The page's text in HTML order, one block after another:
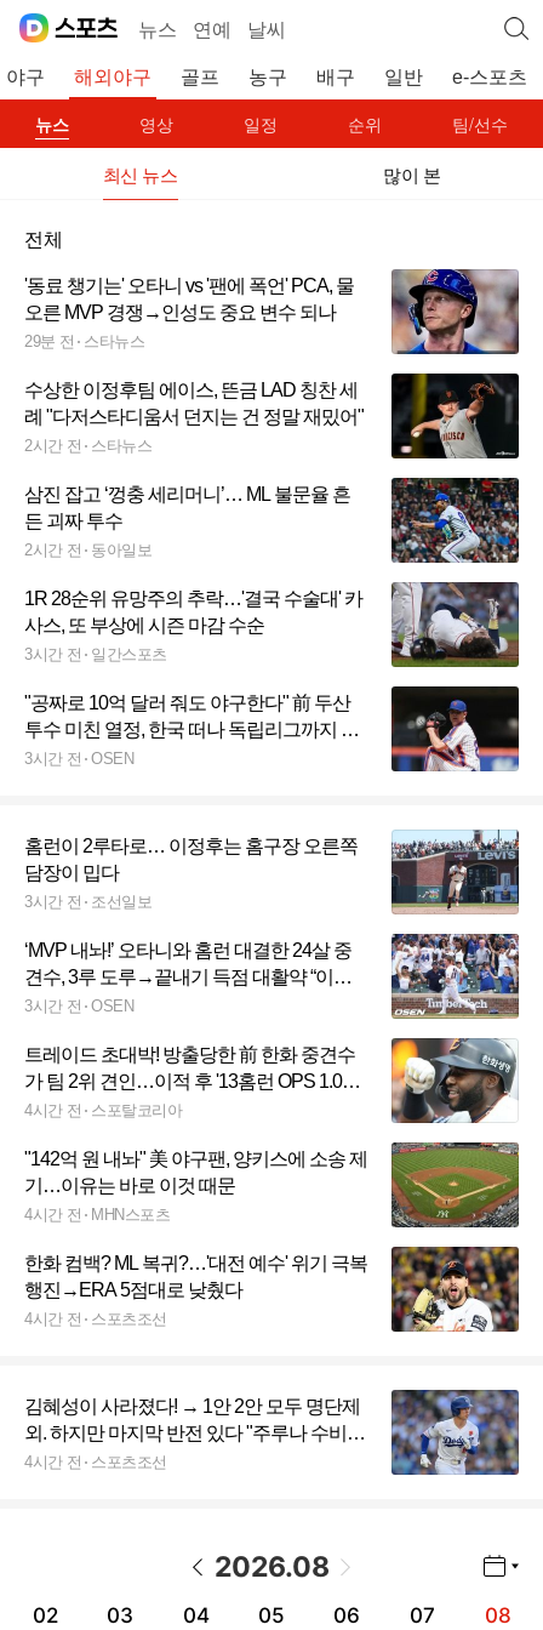
뉴스 연예 날씨
야구 해외야구 골프 농구 배구 일반 e-스포츠
뉴스 영상 일정 순위 팀/선수
최신 뉴스 많이 본
전체
'동료 챙기는' 오타니 vs '팬에 폭언' PCA, 물
오른 MVP 경쟁→인성도 중요 변수 되나
29분 전 스타뉴스
수상한 이정후팀 에이스, 뜬금 LAD 칭찬 세
례 "다저스타디움서 던지는 건 정말 재밌어"
2시간 전 스타뉴스
삼진 잡고 ‘껑충 세리머니’… ML 불문율 흔
든 괴짜 투수
2시간 전 동아일보
1R 28순위 유망주의 추락…'결국 수술대' 카
사스, 또 부상에 시즌 마감 수순
3시간 전 일간스포츠
"공짜로 10억 달러 줘도 야구한다" 前 두산
투수 미친 열정, 한국 떠나 독립리그까지 추
락했는데…이래서 ML 복귀했구나
3시간 전 OSEN
홈런이 2루타로… 이정후는 홈구장 오른쪽
담장이 밉다
3시간 전 조선일보
‘MVP 내놔!’ 오타니와 홈런 대결한 24살 중
견수, 3루 도루→끝내기 득점 대활약 “이게
내가 원했던 플레이”
3시간 전 OSEN
트레이드 초대박! 방출당한 前 한화 중견수
가 팀 2위 견인…이적 후 '13홈런 OPS 1.039'
맹활약, 포스트시즌에서도 이어질까
4시간 전 스포탈코리아
"142억 원 내놔" 美 야구팬, 양키스에 소송 제
기…이유는 바로 이것 때문
4시간 전 MHN스포츠
한화 컴백? ML 복귀?…'대전 예수' 위기 극복
행진→ERA 5점대로 낮췄다
4시간 전 스포츠조선
김혜성이 사라졌다! → 1안 2안 모두 명단제
외. 하지만 마지막 반전 있다 "주루나 수비
뛰어난 선수 포함될수도"
4시간 전 스포츠조선
2026.08
02 03 04 05 06 07 08